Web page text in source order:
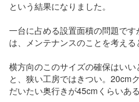
という結果になりました。
一台に占める設置面積の問題で
は、メンテナンスのことを考える
横方向のこのサイズの確保はい
と、狭い工房ではきつい。20cm
だいたい奥行きが45cmくらいあ